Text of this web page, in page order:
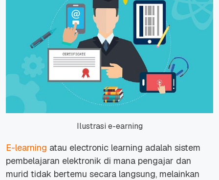
Ilustrasi e-earning
E-learning atau electronic learning adalah sistem
pembelajaran elektronik di mana pengajar dan
murid tidak bertemu secara langsung, melainkan